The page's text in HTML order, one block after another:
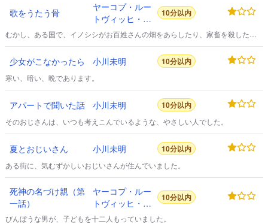
歌をうたう骨
ヤーコプ・ルー
トヴィッヒ・カ
ール・グリム
10分以内
むかし、ある国で、イノシシがお百姓さんの畑をあらしたり、家畜を殺した
少女がこなかったら 小川未明 10分以内
寒い、暗い、晩であります。
アパートで聞いた話 小川未明 10分以内
そのおじさんは、いつも考えこんでいるような、やさしい人でした。
夏とおじいさん 小川未明 10分以内
ある街に、気むずかしいおじいさんが住んでいました。
死神の名づけ親（第
一話）
ヤーコプ・ルー
トヴィッヒ・カ
ール・グリム
10分以内
びんぼうな男が、子どもを十二人もっていました。